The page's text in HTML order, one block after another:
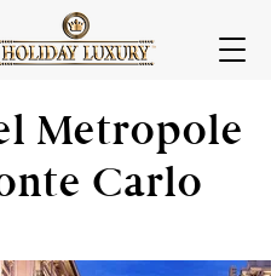
Metropole
Carlo